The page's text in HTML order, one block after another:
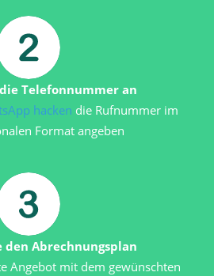
Telefonnummer an
hacken die Rufnummer im
Format angeben
den Abrechnungsplan
Angebot mit dem gewünschten